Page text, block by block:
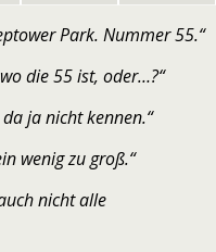
Park. Nummer 55.“
die 55 ist, oder…?“
ja nicht kennen.“
wenig zu groß.“
nicht alle